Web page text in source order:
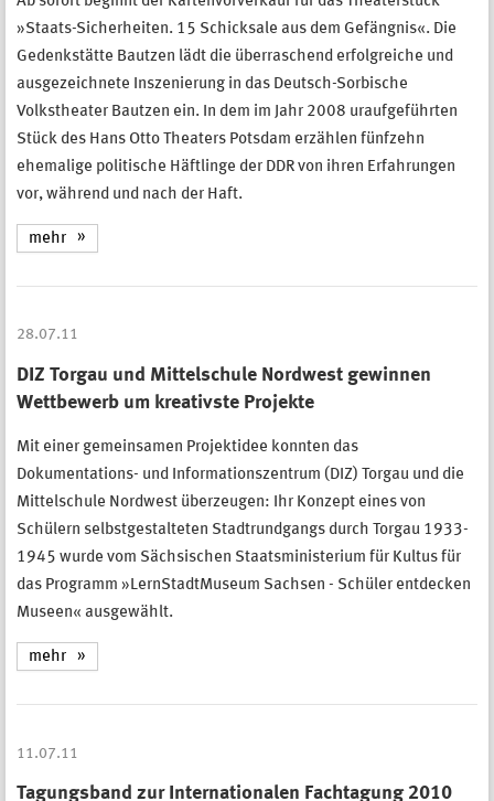
»Staats-Sicherheiten. 15 Schicksale aus dem Gefängnis«. Die
Gedenkstätte Bautzen lädt die überraschend erfolgreiche und
ausgezeichnete Inszenierung in das Deutsch-Sorbische
Volkstheater Bautzen ein. In dem im Jahr 2008 uraufgeführten
Stück des Hans Otto Theaters Potsdam erzählen fünfzehn
ehemalige politische Häftlinge der DDR von ihren Erfahrungen
vor, während und nach der Haft.
mehr
28.07.11
DIZ Torgau und Mittelschule Nordwest gewinnen
Wettbewerb um kreativste Projekte
Mit einer gemeinsamen Projektidee konnten das
Dokumentations- und Informationszentrum (DIZ) Torgau und die
Mittelschule Nordwest überzeugen: Ihr Konzept eines von
Schülern selbstgestalteten Stadtrundgangs durch Torgau 1933-
1945 wurde vom Sächsischen Staatsministerium für Kultus für
das Programm »LernStadtMuseum Sachsen - Schüler entdecken
Museen« ausgewählt.
mehr
11.07.11
Tagungsband zur Internationalen Fachtagung 2010